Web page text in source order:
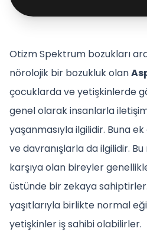
Otizm Spektrum bozukları
nörolojik bir bozukluk olan
çocuklarda ve yetişkinlerde
genel olarak insanlarla
yaşanmasıyla ilgilidir. Buna
ve davranışlarla da ilgilidir. Bu
karşıya olan bireyler
üstünde bir zekaya
yaşıtlarıyla birlikte normal
yetişkinler iş sahibi olabilirler.